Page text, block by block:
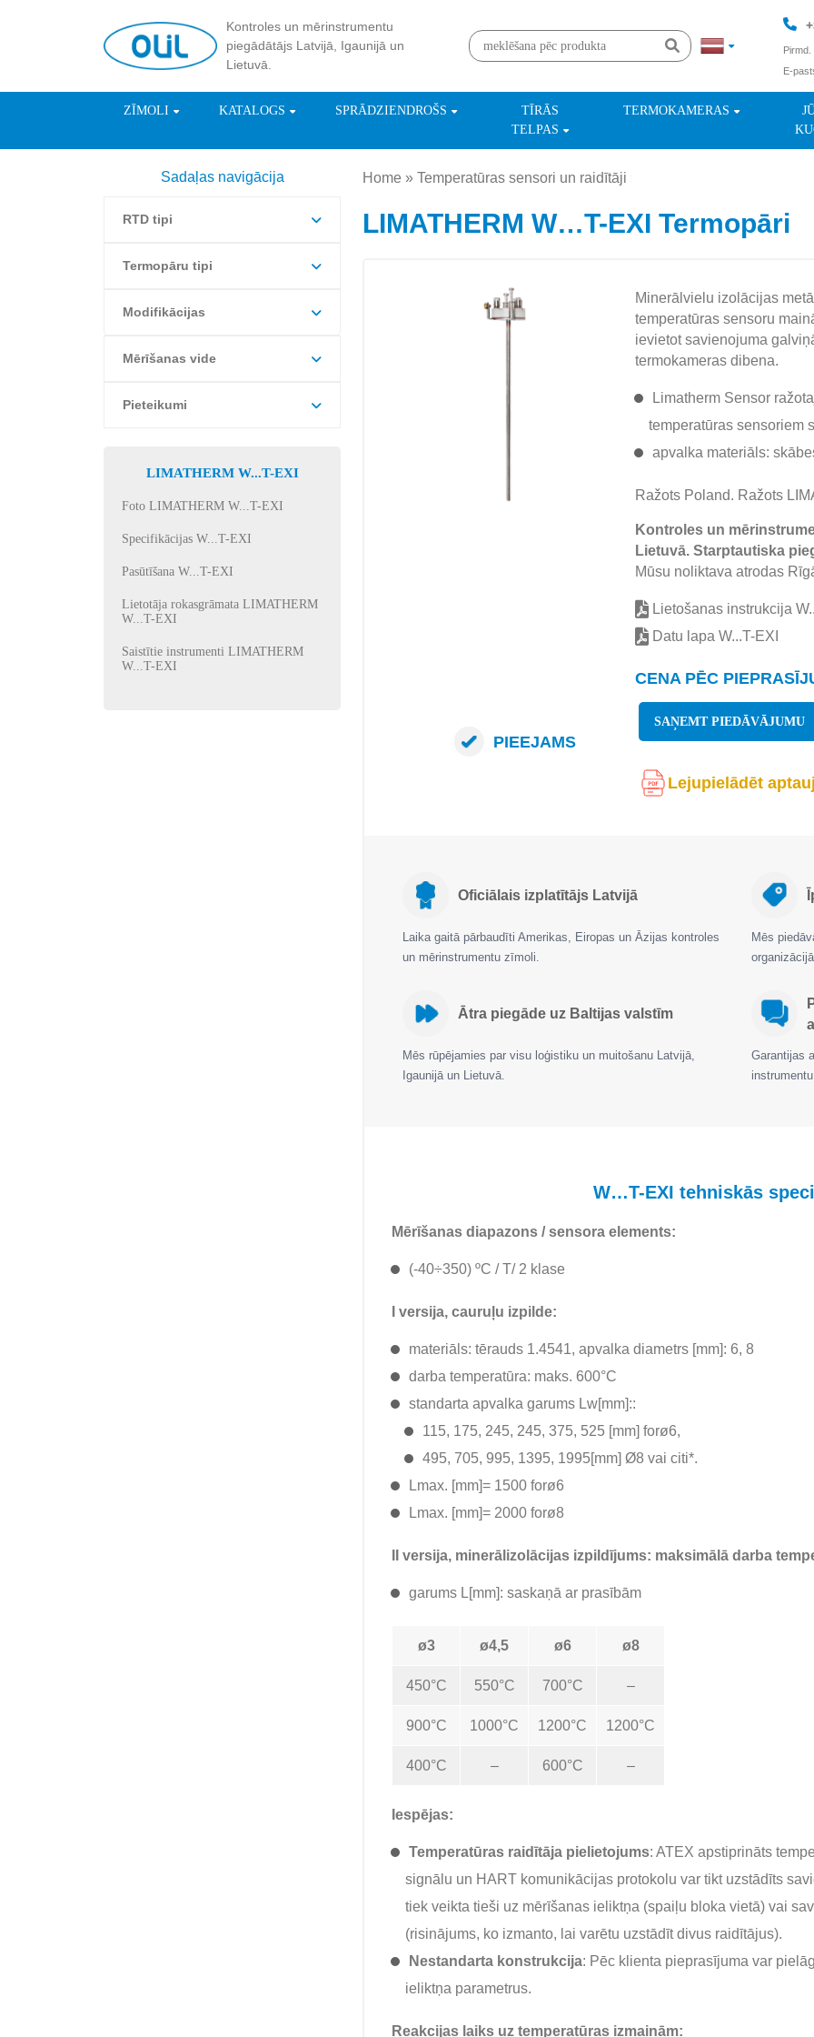
Kontroles un mērinstrumentu
piegādātājs Latvijā, Igaunijā un
Lietuvā.
E-
ZĪMOLI KATALOGS SPRĀDZIENDROŠS
TĪRĀS
TELPAS
TERMOKAMERAS
Sadaļas navigācija
RTD tipi
Termopāru tipi
Modifikācijas
Mērīšanas vide
Pieteikumi
LIMATHERM W...T-EXI
Foto LIMATHERM W...T-EXI
Specifikācijas W...T-EXI
Pasūtīšana W...T-EXI
Lietotāja rokasgrāmata LIMATHERM
W...T-EXI
Saistītie instrumenti LIMATHERM
W...T-EXI
Home » Temperatūras sensori un raidītāji
LIMATHERM W…T-EXI Termopāri
Minerālvielu izolācijas
temperatūras sensoru
ievietot savienojuma
termokameras dibena.
Limatherm Sensor
temperatūras sensoriem
apvalka materiāls:
Ražots Poland. Ražots
Kontroles un
Lietuvā. Starptautiska
Mūsu noliktava atrodas
Lietošanas instrukcija
Datu lapa W...T-EXI
CENA PĒC
PIEEJAMS
SAŅEMT PIEDĀVĀJUMU
Lejupielādēt
Oficiālais izplatītājs Latvijā
Laika gaitā pārbaudīti Amerikas, Eiropas un Āzijas kontroles
un mērinstrumentu zīmoli.
Mēs
Ātra piegāde uz Baltijas valstīm
Mēs rūpējamies par visu loģistiku un muitošanu Latvijā,
Igaunijā un Lietuvā.
Garantijas
W…T-EXI tehniskās
Mērīšanas diapazons / sensora elements:
(-40÷350) ºC / T/ 2 klase
I versija, cauruļu izpilde:
materiāls: tērauds 1.4541, apvalka diametrs [mm]: 6, 8
darba temperatūra: maks. 600°C
standarta apvalka garums Lw[mm]::
115, 175, 245, 245, 375, 525 [mm] forø6,
495, 705, 995, 1395, 1995[mm] Ø8 vai citi*.
Lmax. [mm]= 1500 forø6
Lmax. [mm]= 2000 forø8
II versija, minerālizolācijas izpildījums: maksimālā darba
garums L[mm]: saskaņā ar prasībām
ø3 ø4,5 ø6 ø8
450°C 550°C 700°C –
900°C 1000°C 1200°C 1200°C
400°C – 600°C –
Iespējas:
Temperatūras raidītāja pielietojums: ATEX apstiprināts
signālu un HART komunikācijas protokolu var tikt uzstādīts
tiek veikta tieši uz mērīšanas ieliktņa (spaiļu bloka vietā) vai
(risinājums, ko izmanto, lai varētu uzstādīt divus raidītājus).
Nestandarta konstrukcija: Pēc klienta pieprasījuma var
ieliktņa parametrus.
Reakcijas laiks uz temperatūras izmaiņām: